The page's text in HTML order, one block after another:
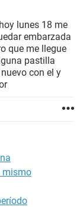
lunes 18 me
embarzada
que me llegue
pastilla
con el y
mismo